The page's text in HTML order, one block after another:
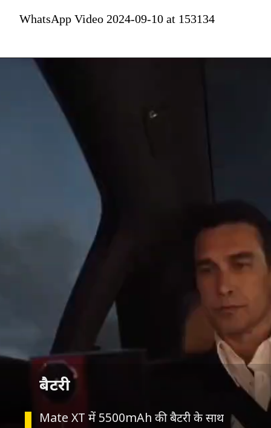
WhatsApp Video 2024-09-10 at 153134
Mate XT में 5500mAh की बैटरी के साथ
बैटरी